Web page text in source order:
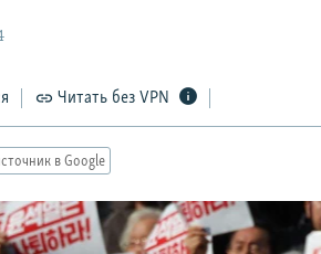
Читать без VPN
в Google